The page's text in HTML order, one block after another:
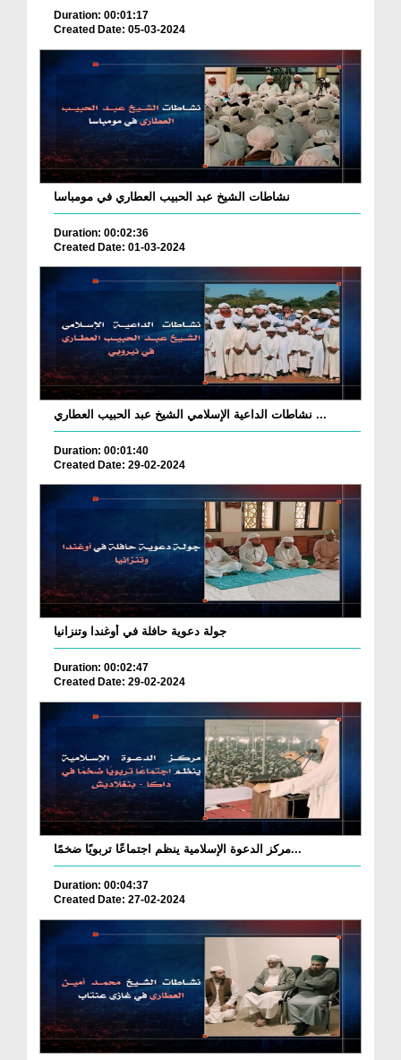
Duration: 00:01:17
Created Date: 05-03-2024
نشاطات الشيخ عبد الحبيب العطاري في مومباسا
Duration: 00:02:36
Created Date: 01-03-2024
نشاطات الداعية الإسلامي الشيخ عبد الحبيب العطاري ...
Duration: 00:01:40
Created Date: 29-02-2024
جولة دعوية حافلة في أوغندا وتنزانيا
Duration: 00:02:47
Created Date: 29-02-2024
مركز الدعوة الإسلامية ينظم اجتماعًا تربويًا ضخمًا...
Duration: 00:04:37
Created Date: 27-02-2024